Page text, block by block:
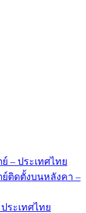
– ประเทศไทย
ติดตั้งบนหลังคา –
ระเทศไทย